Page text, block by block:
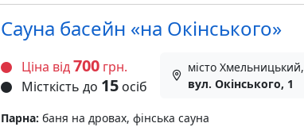
Сауна басейн «на Окінського»
Ціна від700грн.
Місткість до 15осіб
місто Хмельницький,
вул. Окінського, 1
Парна: баня на дровах, фінська сауна